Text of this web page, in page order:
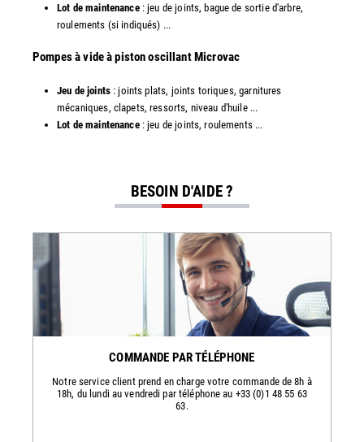
Lot de maintenance: jeu de joints, bague de sortie d'arbre,
roulements (si indiqués) ...
​​Pompes à vide à piston oscillant Microvac
Jeu de joints: joints plats, joints toriques, garnitures
mécaniques, clapets, ressorts, niveau d'huile ...
Lot de maintenance: jeu de joints, roulements ...
BESOIN D'AIDE ?
COMMANDE PAR TÉLÉPHONE
Notre service client prend en charge votre commande de 8h à
18h, du lundi au vendredi par téléphone au +33 (0)1 48 55 63
63.